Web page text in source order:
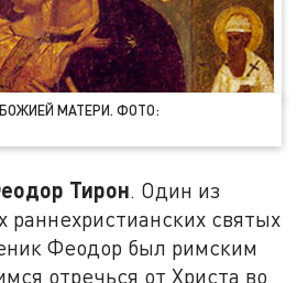
МАТЕРИ. ФОТО:
Тирон. Один из
святых
Феодор был римским
отречься от Христа во